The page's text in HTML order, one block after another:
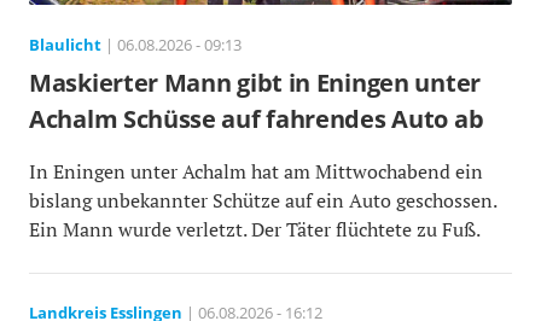
Blaulicht | 06.08.2026 - 09:13
Maskierter Mann gibt in Eningen unter
Achalm Schüsse auf fahrendes Auto ab
In Eningen unter Achalm hat am Mittwochabend ein
bislang unbekannter Schütze auf ein Auto geschossen.
Ein Mann wurde verletzt. Der Täter flüchtete zu Fuß.
Landkreis Esslingen | 06.08.2026 - 16:12